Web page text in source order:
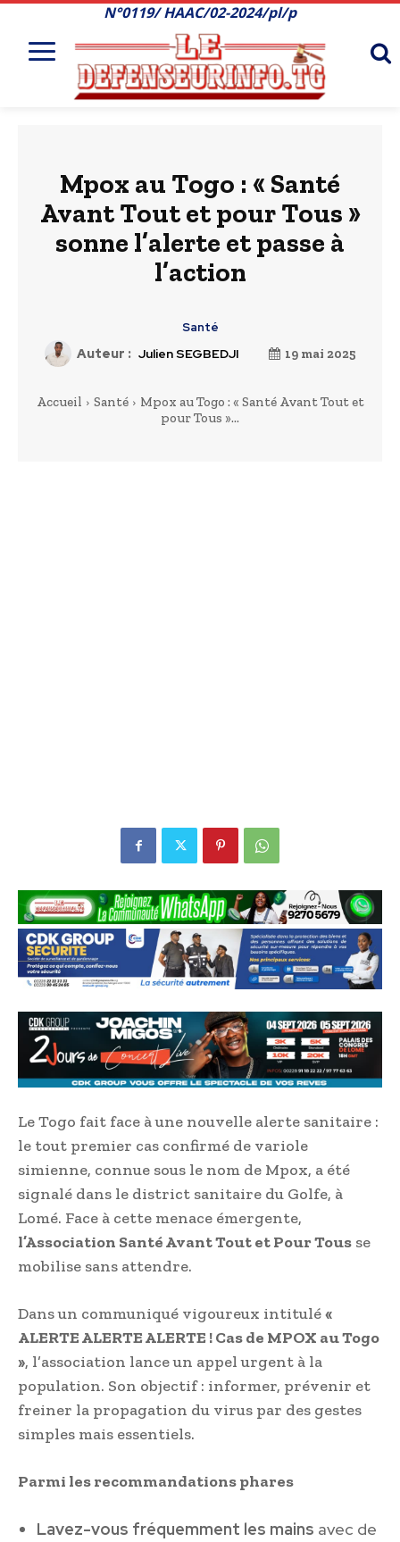
N°0119/ HAAC/02-2024/pl/p
Mpox au Togo : « Santé
Avant Tout et pour Tous »
sonne l’alerte et passe à
l’action
Santé
Auteur : Julien SEGBEDJI 19 mai 2025
Accueil Santé
Mpox au Togo : « Santé Avant Tout et
pour Tous »...
Le Togo fait face à une nouvelle alerte sanitaire :
le tout premier cas confirmé de variole
simienne, connue sous le nom de Mpox, a été
signalé dans le district sanitaire du Golfe, à
Lomé. Face à cette menace émergente,
l’Association Santé Avant Tout et Pour Tous se
mobilise sans attendre.
Dans un communiqué vigoureux intitulé«
ALERTE ALERTE ALERTE ! Cas de MPOX au Togo
», l’association lance un appel urgent à la
population. Son objectif : informer, prévenir et
freiner la propagation du virus par des gestes
simples mais essentiels.
Parmi les recommandations phares
Lavez-vous fréquemment les mains avec de